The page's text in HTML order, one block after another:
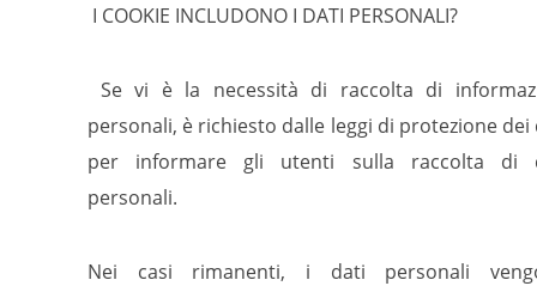
I COOKIE INCLUDONO I DATI PERSONALI?
Se vi è la necessità di raccolta di
personali, è richiesto dalle leggi di protezione dei
per informare gli utenti sulla raccolta di
personali.
Nei casi rimanenti, i dati personali